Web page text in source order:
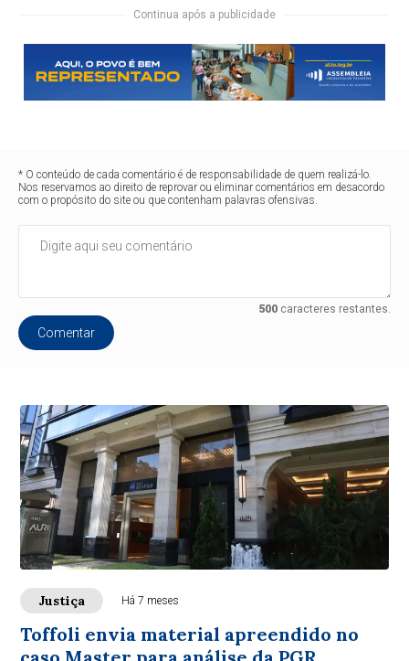
Continua após a publicidade
* O conteúdo de cada comentário é de responsabilidade de quem realizá-lo.
Nos reservamos ao direito de reprovar ou eliminar comentários em desacordo
com o propósito do site ou que contenham palavras ofensivas.
500caracteres restantes.
Comentar
Justiça Há 7 meses
Toffoli envia material apreendido no